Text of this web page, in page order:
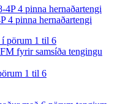
4 pinna hernaðartengi
1 til 6